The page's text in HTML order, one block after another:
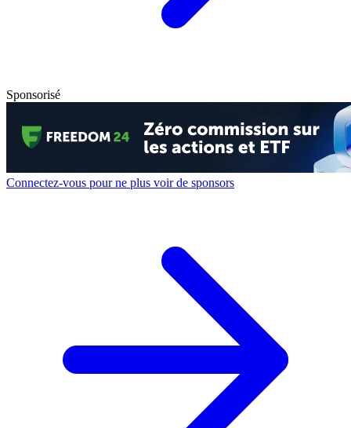
Sponsorisé
Connectez-vous pour ne plus voir de sponsors